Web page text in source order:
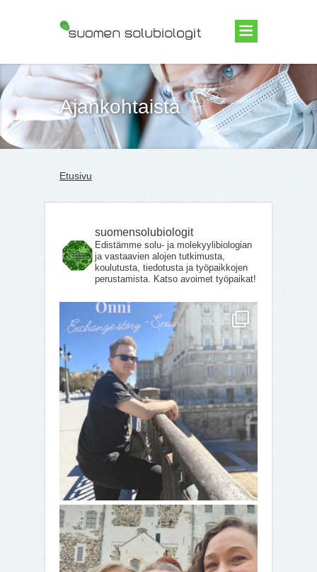
Suomen Solubiologit ry
Ajankohtaista
Etusivu
suomensolubiologit
Edistämme solu- ja molekyylibiologian
ja vastaavien alojen tutkimusta,
koulutusta, tiedotusta ja työpaikkojen
perustamista. Katso avoimet työpaikat!